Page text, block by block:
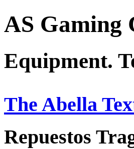
AS Gaming
Equipment.
The Abella
Repuestos